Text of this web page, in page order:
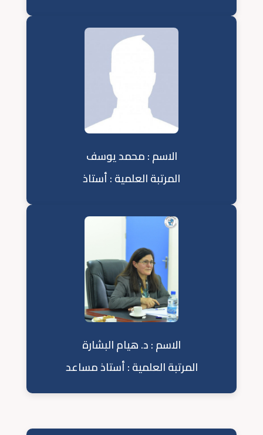
الاسم : محمد يوسف
المرتبة العلمية : أستاذ
الاسم : د. هيام البشارة
المرتبة العلمية : أستاذ مساعد